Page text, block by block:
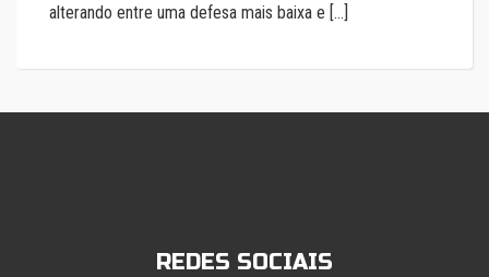
alterando entre uma defesa mais baixa e […]
REDES SOCIAIS